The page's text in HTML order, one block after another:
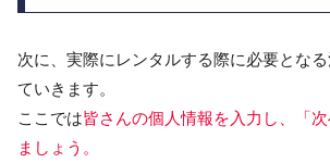
次に、実際にレンタルする際に必要とな
ていきます。
ここでは皆さんの個人情報を入力し、「
ましょう。